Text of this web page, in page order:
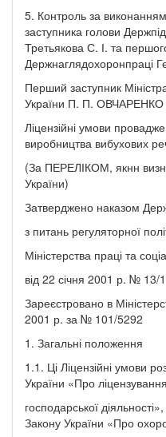
5. Контроль за
заступника голови
Третьякова С. І. та
Держнаглядохоронпраці
Перший заступник
України П. П. ОВЧАРЕНКО
Ліцензійні умови
виробництва вибухових
(За ПЕРЕЛІКОМ, якнн
України)
Затверджено наказом
з питань регуляторної
Міністерства праці та
від 22 січня 2001 р. № 13/
Зареєстровано в
2001 р. за № 101/5292
1. Загальні положення
1.1. Ці Ліцензійні умови
України «Про
господарської
Закону України «Про